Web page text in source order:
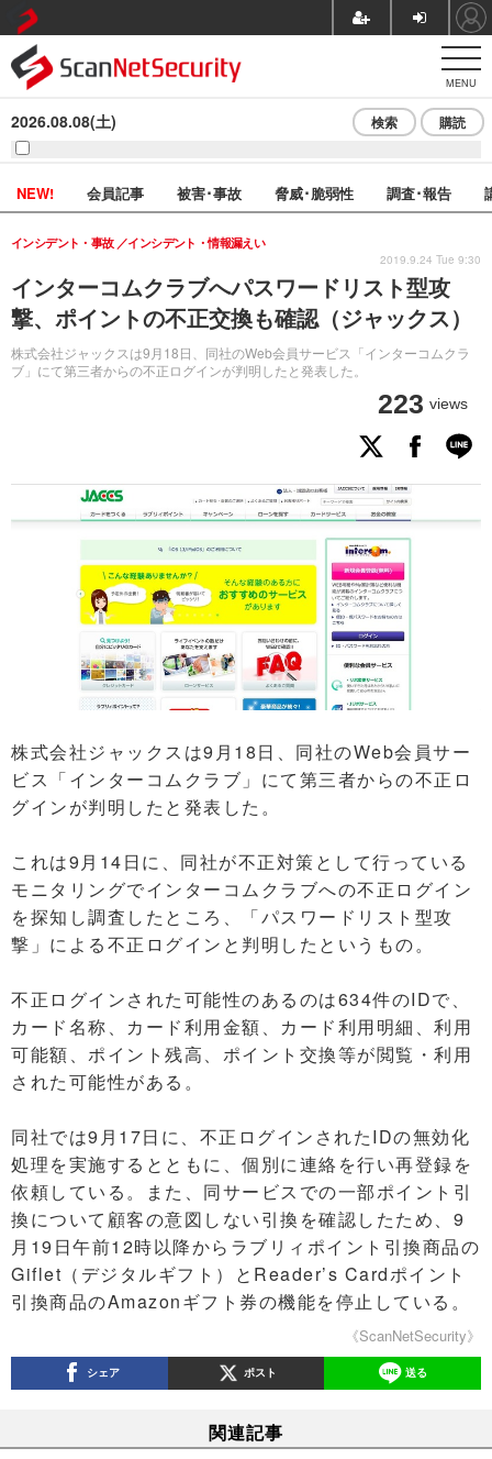
MENU
2026.08.08(土) 検索 購読
NEW! 会員記事 被害･事故 脅威･脆弱性 調査･報告
インターコムクラブへパスワードリスト型攻
撃、ポイントの不正交換も確認（ジャックス）
株式会社ジャックスは9月18日、同社のWeb会員サービス「インターコムクラ
ブ」にて第三者からの不正ログインが判明したと発表した。
インシデント・事故 インシデント・情報漏えい
223 views
2019.9.24 Tue 9:30
株式会社ジャックスは9月18日、同社のWeb会員サー
ビス「インターコムクラブ」にて第三者からの不正ロ
グインが判明したと発表した。
これは9月14日に、同社が不正対策として行っている
モニタリングでインターコムクラブへの不正ログイン
を探知し調査したところ、「パスワードリスト型攻
撃」による不正ログインと判明したというもの。
不正ログインされた可能性のあるのは634件のIDで、
カード名称、カード利用金額、カード利用明細、利用
可能額、ポイント残高、ポイント交換等が閲覧・利用
された可能性がある。
同社では9月17日に、不正ログインされたIDの無効化
処理を実施するとともに、個別に連絡を行い再登録を
依頼している。また、同サービスでの一部ポイント引
換について顧客の意図しない引換を確認したため、9
月19日午前12時以降からラブリィポイント引換商品の
Giflet（デジタルギフト）とReader’s Cardポイント
引換商品のAmazonギフト券の機能を停止している。
《ScanNetSecurity》
シェア ポスト 送る
関連記事